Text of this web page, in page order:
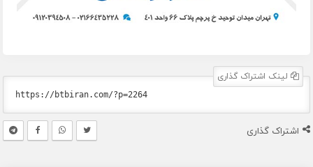
لینک اشتراک گذاری
اشتراک گذاری